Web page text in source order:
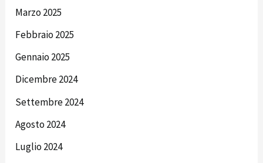
Marzo 2025
Febbraio 2025
Gennaio 2025
Dicembre 2024
Settembre 2024
Agosto 2024
Luglio 2024